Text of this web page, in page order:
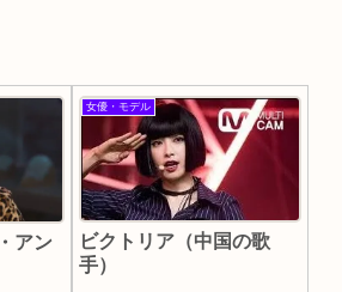
アン
女優・モデル
ビクトリア（中国の歌
手）